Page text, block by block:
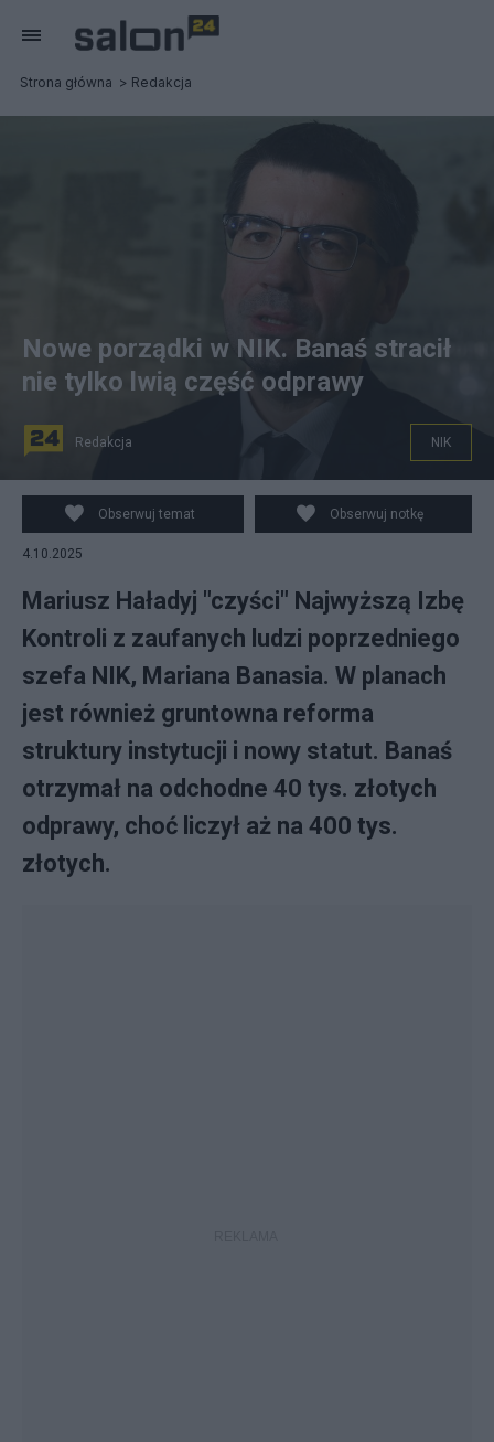
Strona główna Redakcja
Nowe porządki w NIK. Banaś stracił
nie tylko lwią część odprawy
Redakcja NIK
Obserwuj temat Obserwuj notkę
4.10.2025
Mariusz Haładyj "czyści" Najwyższą Izbę
Kontroli z zaufanych ludzi poprzedniego
szefa NIK, Mariana Banasia. W planach
jest również gruntowna reforma
struktury instytucji i nowy statut. Banaś
otrzymał na odchodne 40 tys. złotych
odprawy, choć liczył aż na 400 tys.
złotych.